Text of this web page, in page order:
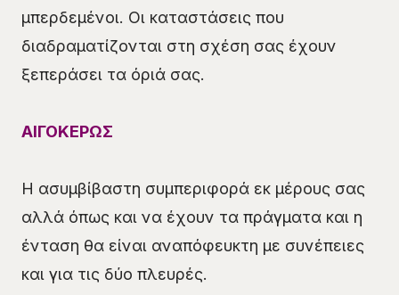
μπερδεμένοι. Οι καταστάσεις που
διαδραματίζονται στη σχέση σας έχουν
ξεπεράσει τα όριά σας.
ΑΙΓΟΚΕΡΩΣ
Η ασυμβίβαστη συμπεριφορά εκ μέρους σας
αλλά όπως και να έχουν τα πράγματα και η
ένταση θα είναι αναπόφευκτη με συνέπειες
και για τις δύο πλευρές.